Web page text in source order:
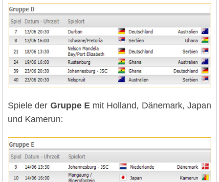
Spiele der Gruppe Emit Holland, Dänemark, Japan
und Kamerun: